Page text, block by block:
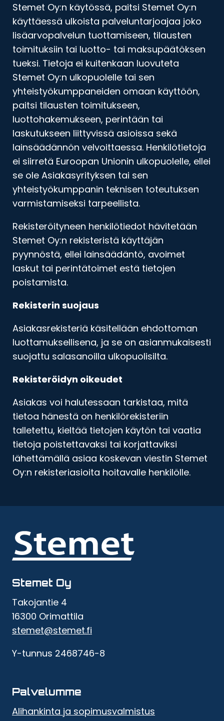
Stemet Oy:n käytössä, paitsi Stemet Oy:n
käyttäessä ulkoista palveluntarjoajaa joko
lisäarvopalvelun tuottamiseen, tilausten
toimituksiin tai luotto- tai maksupäätöksen
tueksi. Tietoja ei kuitenkaan luovuteta
Stemet Oy:n ulkopuolelle tai sen
yhteistyökumppaneiden omaan käyttöön,
paitsi tilausten toimitukseen,
luottohakemukseen, perintään tai
laskutukseen liittyvissä asioissa sekä
lainsäädännön velvoittaessa. Henkilötietoja
ei siirretä Euroopan Unionin ulkopuolelle, ellei
se ole Asiakasyrityksen tai sen
yhteistyökumppanin teknisen toteutuksen
varmistamiseksi tarpeellista.
Rekisteröityneen henkilötiedot hävitetään
Stemet Oy:n rekisteristä käyttäjän
pyynnöstä, ellei lainsäädäntö, avoimet
laskut tai perintätoimet estä tietojen
poistamista.
Rekisterin suojaus
Asiakasrekisteriä käsitellään ehdottoman
luottamuksellisena, ja se on asianmukaisesti
suojattu salasanoilla ulkopuolisilta.
Rekisteröidyn oikeudet
Asiakas voi halutessaan tarkistaa, mitä
tietoa hänestä on henkilörekisteriin
talletettu, kieltää tietojen käytön tai vaatia
tietoja poistettavaksi tai korjattaviksi
lähettämällä asiaa koskevan viestin Stemet
Oy:n rekisteriasioita hoitavalle henkilölle.
Stemet Oy
Takojantie 4
16300 Orimattila
stemet@stemet.fi
Y-tunnus 2468746-8
Palvelumme
Alihankinta ja sopimusvalmistus